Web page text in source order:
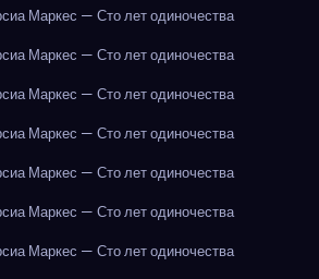
Маркес — Сто лет одиночества
Маркес — Сто лет одиночества
Маркес — Сто лет одиночества
Маркес — Сто лет одиночества
Маркес — Сто лет одиночества
Маркес — Сто лет одиночества
Маркес — Сто лет одиночества